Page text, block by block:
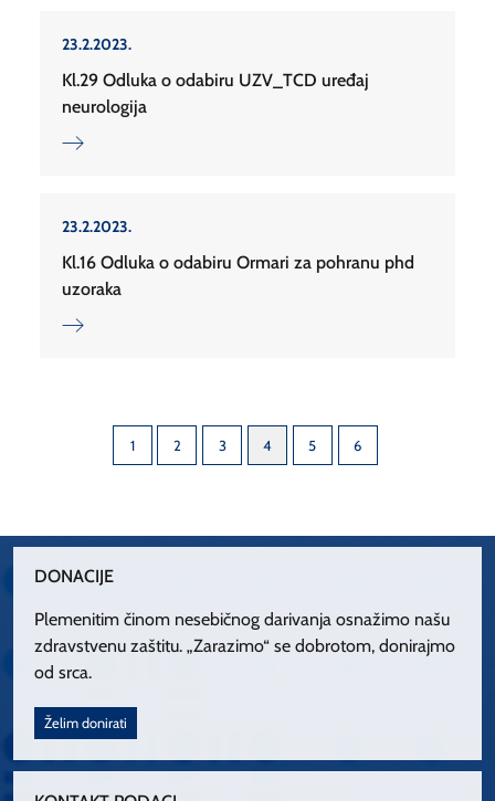
23.2.2023.
Kl.29 Odluka o odabiru UZV_TCD uređaj
neurologija
23.2.2023.
Kl.16 Odluka o odabiru Ormari za pohranu phd
uzoraka
1 2 3 4 5 6
DONACIJE
Plemenitim činom nesebičnog darivanja osnažimo našu
zdravstvenu zaštitu. „Zarazimo“ se dobrotom, donirajmo
od srca.
Želim donirati